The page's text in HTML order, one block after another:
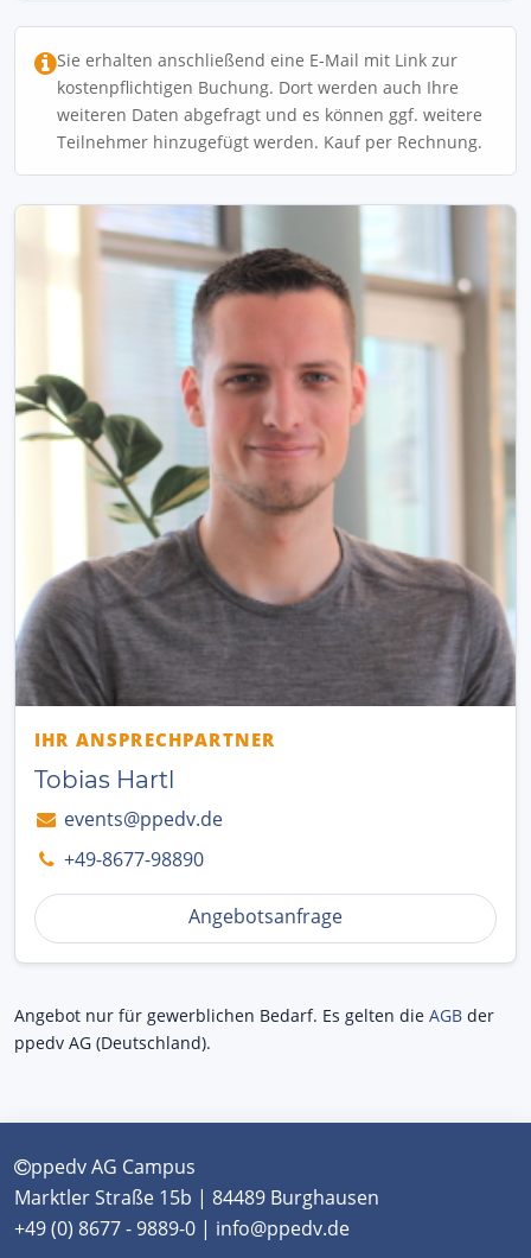
Sie erhalten anschließend eine E-Mail mit Link zur
kostenpflichtigen Buchung. Dort werden auch Ihre
weiteren Daten abgefragt und es können ggf. weitere
Teilnehmer hinzugefügt werden. Kauf per Rechnung.
IHR ANSPRECHPARTNER
Tobias Hartl
events@ppedv.de
+49-8677-98890
Angebotsanfrage
Angebot nur für gewerblichen Bedarf. Es gelten die AGB der
ppedv AG (Deutschland).
ppedv AG Campus
Marktler Straße 15b | 84489 Burghausen
+49 (0) 8677 - 9889-0 | info@ppedv.de